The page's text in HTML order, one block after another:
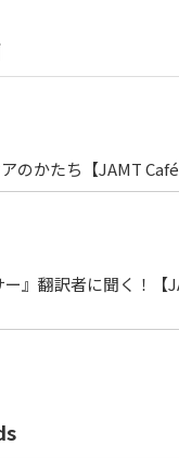
のかたち【JAMT Café
ー』翻訳者に聞く！【